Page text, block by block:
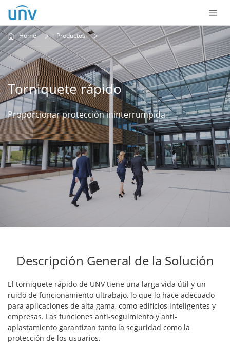
Home Productos
Torniquete rápido
Proporcionar protección ininterrumpida
Descripción General de la Solución
El torniquete rápido de UNV tiene una larga vida útil y un
ruido de funcionamiento ultrabajo, lo que lo hace adecuado
para aplicaciones de alta gama, como edificios inteligentes y
empresas. Las funciones anti-seguimiento y anti-
aplastamiento garantizan tanto la seguridad como la
protección de los usuarios.